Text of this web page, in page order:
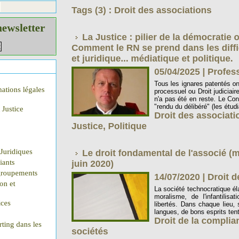
légales
et
dans les
Tags (3) : Droit des associations
La Justice : pilier de la démocratie
Comment le RN se prend dans les
et juridique... médiatique et politique.
05/04/2025
Tous les ignares patentés
processuel ou Droit
n'a pas été en reste. Le
"rendu du délibéré" (les
Droit des
Justice, Politique
Le droit fondamental de l'associé
juin 2020)
14/07/2020
Droit
La société technocratique
moralisme, de
libertés. Dans chaque
langues, de bons esprits
Droit de la
sociétés